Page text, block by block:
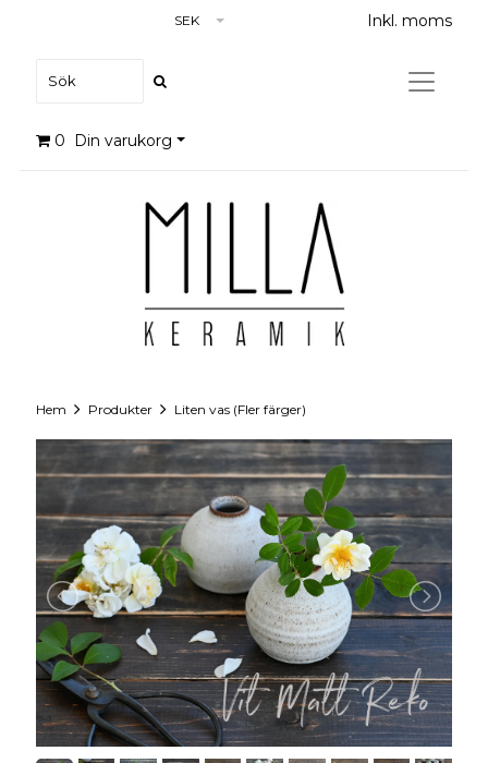
SEK Inkl. moms
0 Din varukorg
Hem Produkter Liten vas (Fler färger)